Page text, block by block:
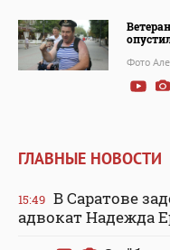
Фото
ГЛАВНЫЕ НОВОСТИ
15:49 В Саратове
адвокат Надежда